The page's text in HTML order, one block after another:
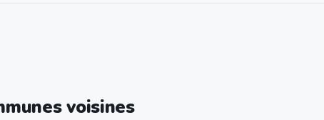
voisines